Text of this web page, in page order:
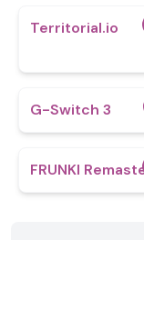
Territorial.io
G-Switch 3
FRUNKI